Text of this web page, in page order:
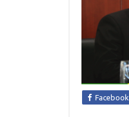
Facebook